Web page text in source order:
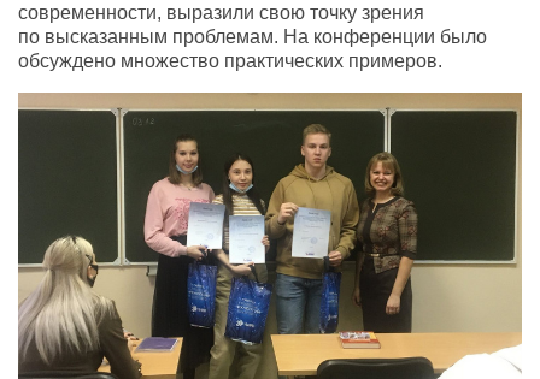
современности, выразили свою точку зрения
по высказанным проблемам. На конференции было
обсуждено множество практических примеров.